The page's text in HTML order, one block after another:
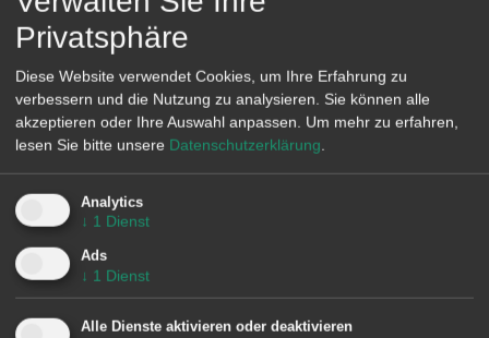
Privatsphäre
Diese Website verwendet Cookies, um Ihre Erfahrung zu
verbessern und die Nutzung zu analysieren. Sie können alle
akzeptieren oder Ihre Auswahl anpassen. Um mehr zu erfahren,
lesen Sie bitte unsere Datenschutzerklärung.
Analytics
↓ 1 Dienst
Ads
↓ 1 Dienst
Alle Dienste aktivieren oder deaktivieren